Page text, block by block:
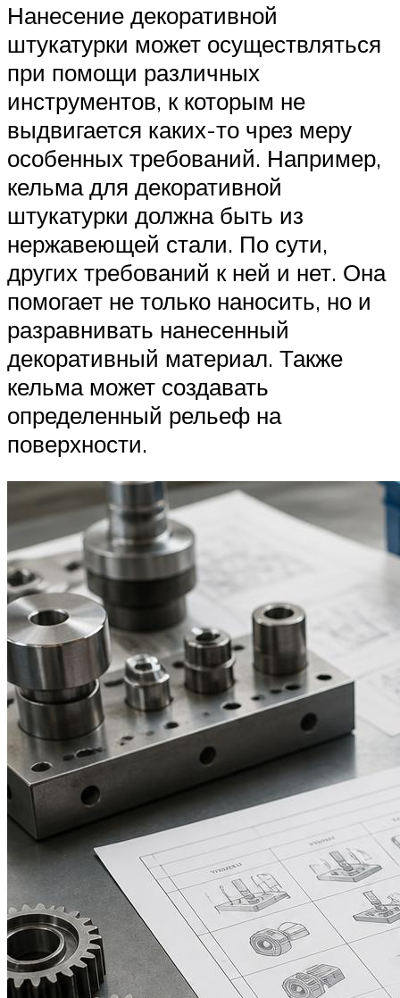
Нанесение декоративной
штукатурки может осуществляться
при помощи различных
инструментов, к которым не
выдвигается каких-то чрез меру
особенных требований. Например,
кельма для декоративной
штукатурки должна быть из
нержавеющей стали. По сути,
других требований к ней и нет. Она
помогает не только наносить, но и
разравнивать нанесенный
декоративный материал. Также
кельма может создавать
определенный рельеф на
поверхности.